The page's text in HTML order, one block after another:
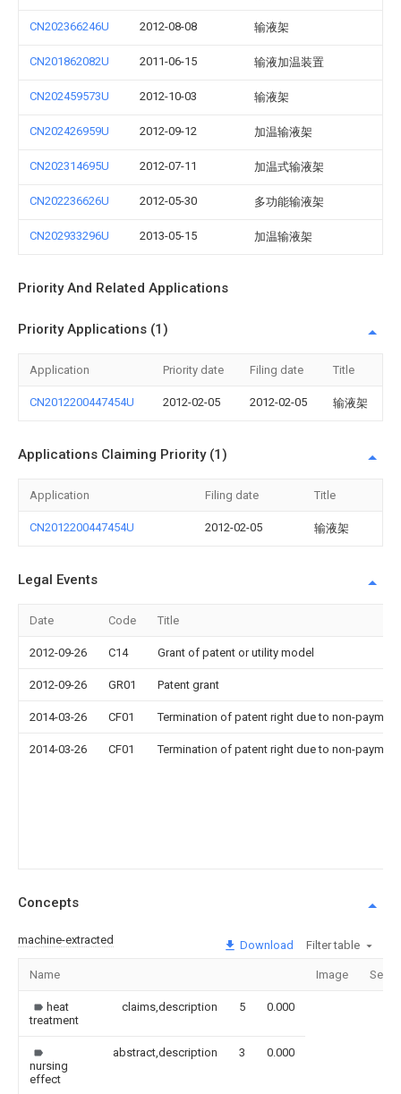
CN202366246U 2012-08-08 输液架
CN201862082U 2011-06-15 输液加温装置
CN202459573U 2012-10-03 输液架
CN202426959U 2012-09-12 加温输液架
CN202314695U 2012-07-11 加温式输液架
CN202236626U 2012-05-30 多功能输液架
CN202933296U 2013-05-15 加温输液架
Priority And Related Applications
Priority Applications (1)
Application Priority date Filing date Title
CN2012200447454U 2012-02-05 2012-02-05 输液架
Applications Claiming Priority (1)
Application Filing date Title
CN2012200447454U 2012-02-05 输液架
Legal Events
Date Code Title
2012-09-26 C14 Grant of patent or utility model
2012-09-26 GR01 Patent grant
2014-03-26 CF01 Termination of patent right due to non-
2014-03-26 CF01 Termination of patent right due to non-
Concepts
machine-extracted Download Filter table
Name Image
heat
treatment
claims,description 5 0.000
nursing
effect
abstract,description 3 0.000